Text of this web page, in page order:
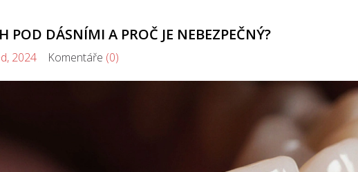
POD DÁSNÍMI A PROČ JE NEBEZPEČNÝ?
2024 Komentáře (0)